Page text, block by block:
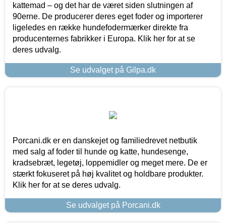
kattemad – og det har de været siden slutningen af
90erne. De producerer deres eget foder og importerer
ligeledes en række hundefodermærker direkte fra
producenternes fabrikker i Europa. Klik her for at se
deres udvalg.
Se udvalget på Gilpa.dk
Porcani.dk er en danskejet og familiedrevet netbutik
med salg af foder til hunde og katte, hundesenge,
kradsebræt, legetøj, loppemidler og meget mere. De er
stærkt fokuseret på høj kvalitet og holdbare produkter.
Klik her for at se deres udvalg.
Se udvalget på Porcani.dk